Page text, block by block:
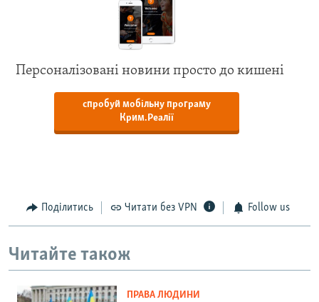
Персоналізовані новини просто до кишені
спробуй мобільну програму
Крим.Реалії
Поділитись Читати без VPN Follow us
Читайте також
ПРАВА ЛЮДИНИ